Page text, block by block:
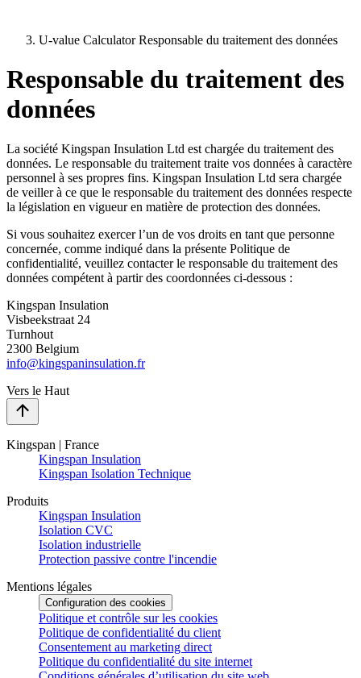
U-value Calculator Responsable du traitement des données
Responsable du traitement des
données
La société Kingspan Insulation Ltd est chargée du traitement des
données. Le responsable du traitement traite vos données à caractère
personnel à ses propres fins. Kingspan Insulation Ltd sera chargée
de veiller à ce que le responsable du traitement des données respecte
la législation en vigueur en matière de protection des données.
Si vous souhaitez exercer l’un de vos droits en tant que personne
concernée, comme indiqué dans la présente Politique de
confidentialité, veuillez contacter le responsable du traitement des
données compétent à partir des coordonnées ci-dessous :
Kingspan Insulation
Visbeekstraat 24
Turnhout
2300 Belgium
info@kingspaninsulation.fr
Vers le Haut
Kingspan | France
Kingspan Insulation
Kingspan Isolation Technique
Produits
Kingspan Insulation
Isolation CVC
Isolation industrielle
Protection passive contre l'incendie
Mentions légales
Configuration des cookies
Politique et contrôle sur les cookies
Politique de confidentialité du client
Consentement au marketing direct
Politique du confidentialité du site internet